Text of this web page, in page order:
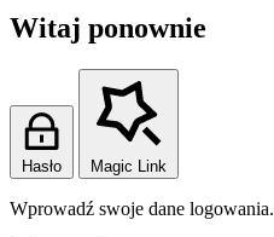
Witaj ponownie
Hasło Magic Link
Wprowadź swoje dane logowania.